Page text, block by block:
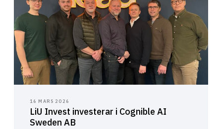
16 MARS 2026
LiU Invest investerar i Cognible AI
Sweden AB